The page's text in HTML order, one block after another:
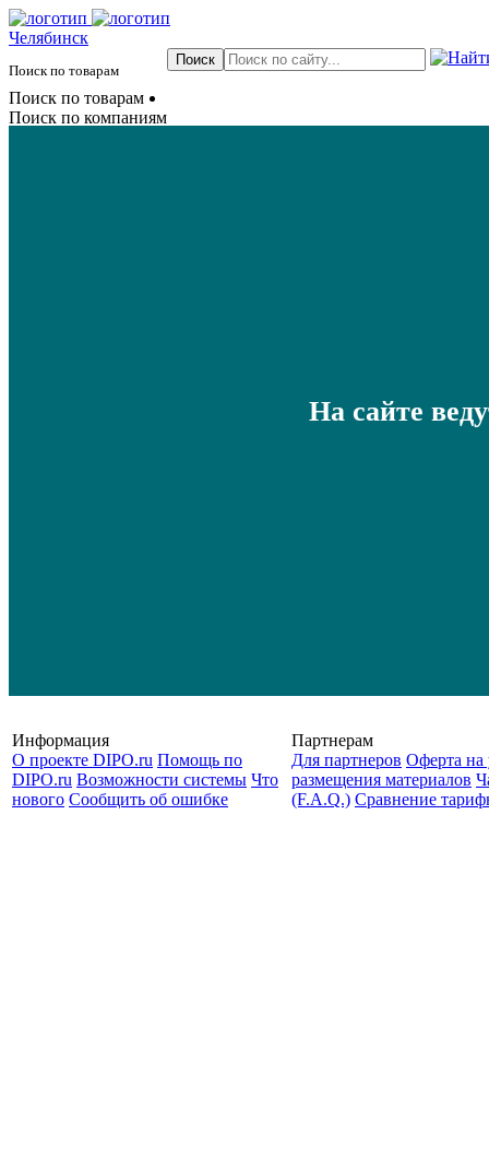
Челябинск
Поиск по товарам
Поиск по товарам
Поиск по компаниям
На сайте
Информация
О проекте DIPO.ru Помощь по
DIPO.ru Возможности системы Что
нового Сообщить об ошибке
Партнерам
Для партнеров Оферта на
размещения материалов
(F.A.Q.) Cравнение